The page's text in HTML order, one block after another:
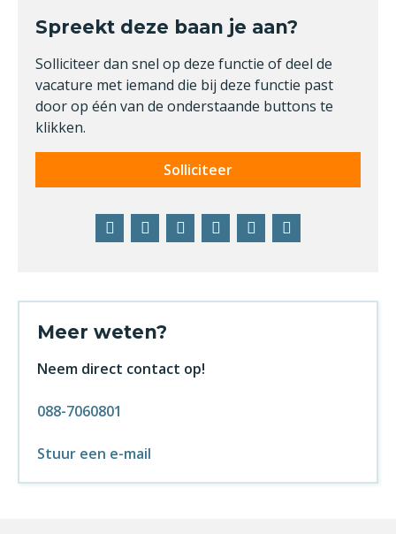
Spreekt deze baan je aan?
Solliciteer dan snel op deze functie of deel de
vacature met iemand die bij deze functie past
door op één van de onderstaande buttons te
klikken.
FacebookTwitterLinkedInPinterestWhatsApp
Solliciteer
Meer weten?
Neem direct contact op!
088-7060801
Stuur een e-mail